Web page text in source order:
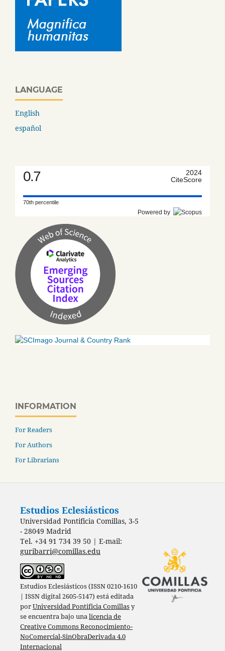
LANGUAGE
English
español
0.7
2024
CiteScore
70th percentile
Powered by
INFORMATION
For Readers
For Authors
For Librarians
Estudios Eclesiásticos
Universidad Pontificia Comillas, 3-5
- 28049 Madrid
Tel. +34 91 734 39 50 | E-mail:
guribarri@comillas.edu
Estudios Eclesiásticos (ISSN 0210-1610
| ISSN digital 2605-5147) está editada
porUniversidad Pontificia Comillasy
se encuentra bajo unalicencia de
Creative Commons Reconocimiento-
NoComercial-SinObraDerivada 4.0
Internacional